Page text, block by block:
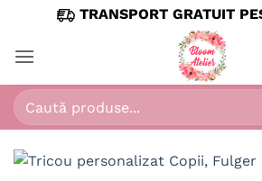
content
TRANSPORT GRATUIT
Caută
după: